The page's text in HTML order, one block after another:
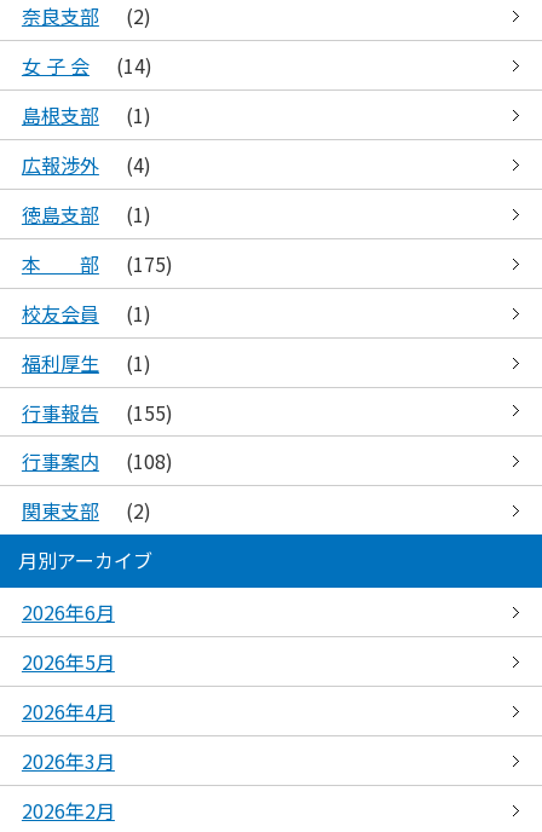
奈良支部
(2)
女 子 会
(14)
島根支部
(1)
広報渉外
(4)
徳島支部
(1)
本 部
(175)
校友会員
(1)
福利厚生
(1)
行事報告
(155)
行事案内
(108)
関東支部
(2)
月別アーカイブ
2026年6月
2026年5月
2026年4月
2026年3月
2026年2月